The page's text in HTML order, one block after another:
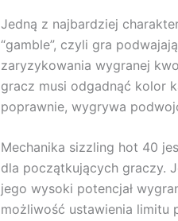
Jedną z najbardziej
“gamble”, czyli gra
zaryzykowania wygranej
gracz musi odgadnąć kolor
poprawnie, wygrywa
Mechanika sizzling hot 40
dla początkujących graczy.
jego wysoki potencjał
możliwość ustawienia limitu